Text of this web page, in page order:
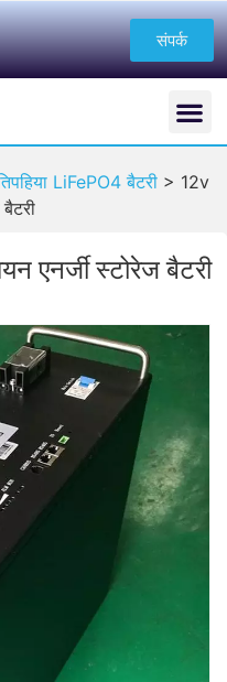
संपर्क
LiFePO4 बैटरी > 12v
स्टोरेज बैटरी